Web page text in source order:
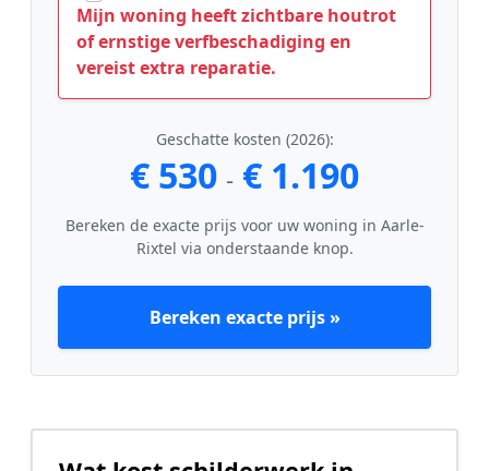
Mijn woning heeft zichtbare houtrot
of ernstige verfbeschadiging en
vereist extra reparatie.
Geschatte kosten (2026):
€ 530 - € 1.190
Bereken de exacte prijs voor uw woning in Aarle-
Rixtel via onderstaande knop.
Bereken exacte prijs »